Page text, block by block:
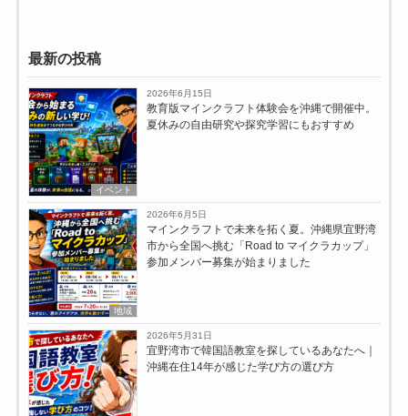
最新の投稿
イベント
2026年6月15日
教育版マインクラフト体験会を沖縄で開催中。
夏休みの自由研究や探究学習にもおすすめ
地域
2026年6月5日
マインクラフトで未来を拓く夏。沖縄県宜野湾
市から全国へ挑む「Road to マイクラカップ」
参加メンバー募集が始まりました
2026年5月31日
宜野湾市で韓国語教室を探しているあなたへ｜
沖縄在住14年が感じた学び方の選び方